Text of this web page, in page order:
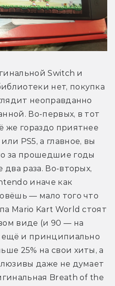
Switch и
нет, покупка
неоправданно
Во-первых, в тот
же гораздо приятнее
PS5, а главное, вы
за прошедшие годы
раза. Во-вторых,
иначе как
— мало того что
Mario Kart World стоят
виде (и 90 — на
ещё и принципиально
25% на свои хиты, а
даже не думает
Breath of the